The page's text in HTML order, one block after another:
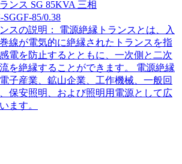
ンス SG 85KVA 三相
85/0.38
スの説明： 電源絶縁トランスとは、入
線が電気的に絶縁されたトランスを指
電を防止するとともに、一次側と二次
を絶縁することができます。 電源絶縁
子産業、鉱山企業、工作機械、一般回
保安照明、および照明用電源として広
ます。